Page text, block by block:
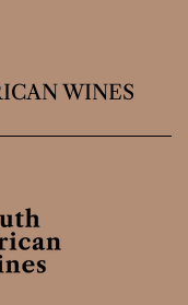
WINES